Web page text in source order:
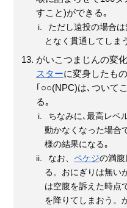
すこと)ができる｡
ただし遠投の場合
となく貫通してしま
がいこつまじんの変
スターに変身したも
｢○○(NPC)は､ついて
る｡
ちなみに､最高レベ
動かなくなった場合
様の結果になる｡
なお、ペケジの満
る。おにぎりは無い
は空腹を訴えた時点
を降りてしまおう。